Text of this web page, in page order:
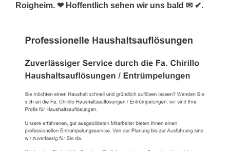
Roigheim. ❤ Hoffentlich sehen wir uns bald ✉ ✔.